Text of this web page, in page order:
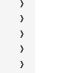
❱
❱
❱
❱
❱